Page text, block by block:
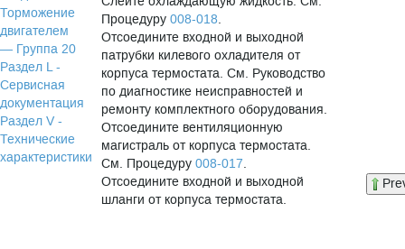
Торможение
двигателем
— Группа 20
Раздел L -
Сервисная
документация
Раздел V -
Технические
характеристики
Процедуру008-018.
Отсоедините входной и выходной
патрубки килевого охладителя от
корпуса термостата. См. Руководство
по диагностике неисправностей и
ремонту комплектного оборудования.
Отсоедините вентиляционную
магистраль от корпуса термостата.
См. Процедуру008-017.
Отсоедините входной и выходной
шланги от корпуса термостата.